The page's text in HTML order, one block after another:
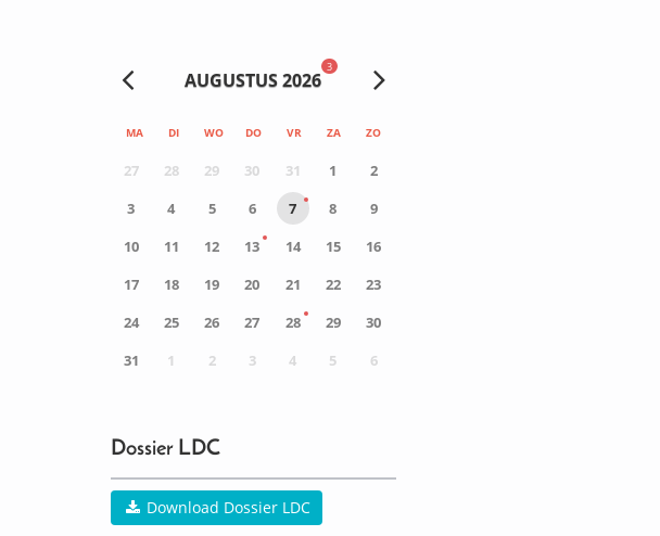
AUGUSTUS 2026
3
MA DI WO DO VR ZA ZO
27 28 29 30 31 1
2
3
4 5 6 7 8
9
10
11 12 13 14 15
16
17
18 19 20 21 22
23
24
25 26 27 28 29
30
31
1 2 3 4 5 6
Dossier LDC
Download Dossier LDC